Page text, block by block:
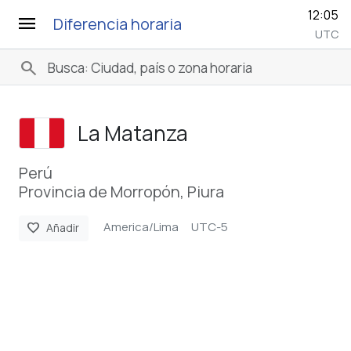
menu Diferencia horaria 12:05
UTC
search
La Matanza
Perú
Provincia de Morropón, Piura
favorite Añadir America/Lima UTC-5